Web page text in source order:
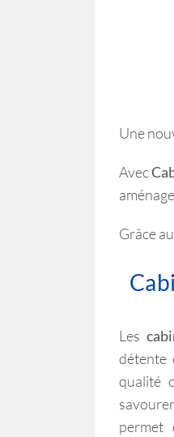
Une
Avec
Grâce
Les
détente
qualité
permet